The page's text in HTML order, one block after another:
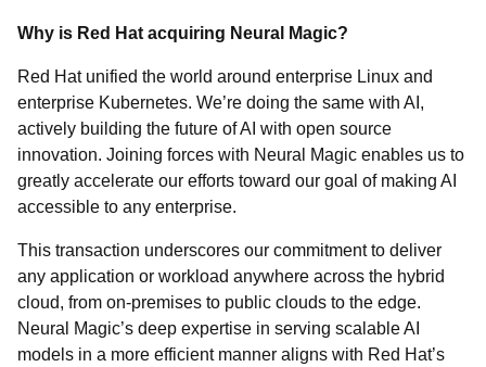
Why is Red Hat acquiring Neural Magic?
Red Hat unified the world around enterprise Linux and
enterprise Kubernetes. We’re doing the same with AI,
actively building the future of AI with open source
innovation. Joining forces with Neural Magic enables us to
greatly accelerate our efforts toward our goal of making AI
accessible to any enterprise.
This transaction underscores our commitment to deliver
any application or workload anywhere across the hybrid
cloud, from on-premises to public clouds to the edge.
Neural Magic’s deep expertise in serving scalable AI
models in a more efficient manner aligns with Red Hat’s